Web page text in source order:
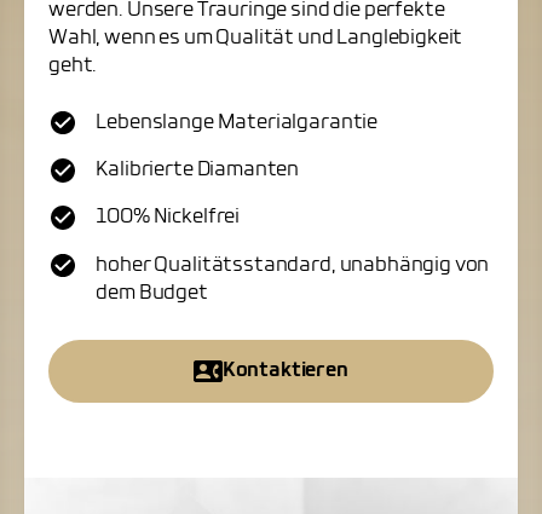
werden. Unsere Trauringe sind die perfekte
Wahl, wenn es um Qualität und Langlebigkeit
geht.
Lebenslange Materialgarantie
Kalibrierte Diamanten
100% Nickelfrei
hoher Qualitätsstandard, unabhängig von
dem Budget
Kontaktieren